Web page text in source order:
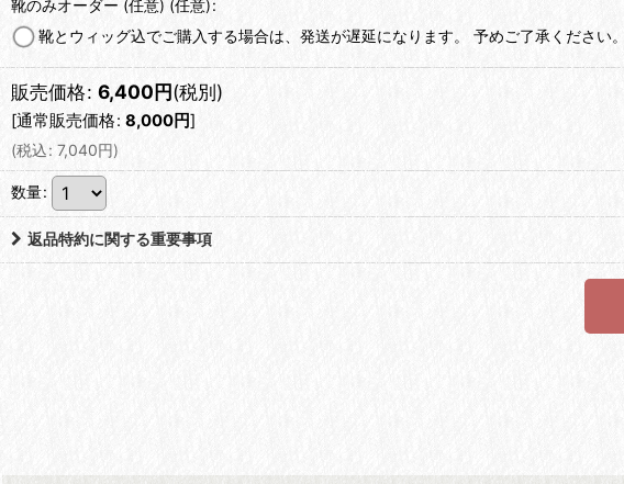
靴のみオーダー (任意) (任意):
靴とウィッグ込でご購入する場合は、発送が遅延になります。 予めご了承ください。
販売価格: 6,400円(税別)
[通常販売価格: 8,000円]
(税込: 7,040円)
数量:
返品特約に関する重要事項